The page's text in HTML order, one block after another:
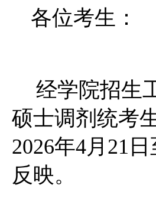
各位考生：
经学院招生
硕士调剂统考
2026年4月21
反映。